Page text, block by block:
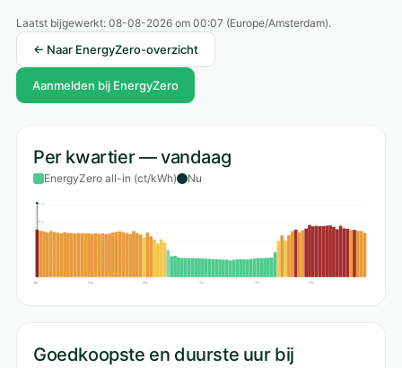
Laatst bijgewerkt: 08-08-2026 om 00:07 (Europe/Amsterdam).
← Naar EnergyZero-overzicht
Aanmelden bij EnergyZero
Per kwartier — vandaag
EnergyZero all-in (ct/kWh) Nu
50 ct
38 ct
00u 04u 08u 12u 16u 20u
Goedkoopste en duurste uur bij